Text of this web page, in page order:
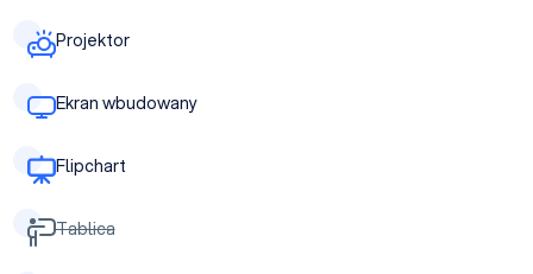
Projektor
Ekran wbudowany
Flipchart
Tablica